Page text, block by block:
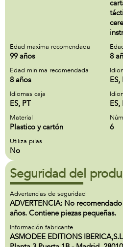
Edad maxima recomendada
99 años 8
Edad minima recomendada
8 años ES,
Idiomas caja
ES, PT ES,
Material
Plastico y cartón 6
Utiliza pilas
No
Seguridad del
Advertencias de seguridad
ADVERTENCIA: No
años. Contiene piezas pequeñas.
Información fabricante
ASMODEE EDITIONS